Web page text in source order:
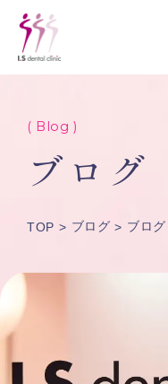
( Blog )
ブログ
TOP ブログ ブログ